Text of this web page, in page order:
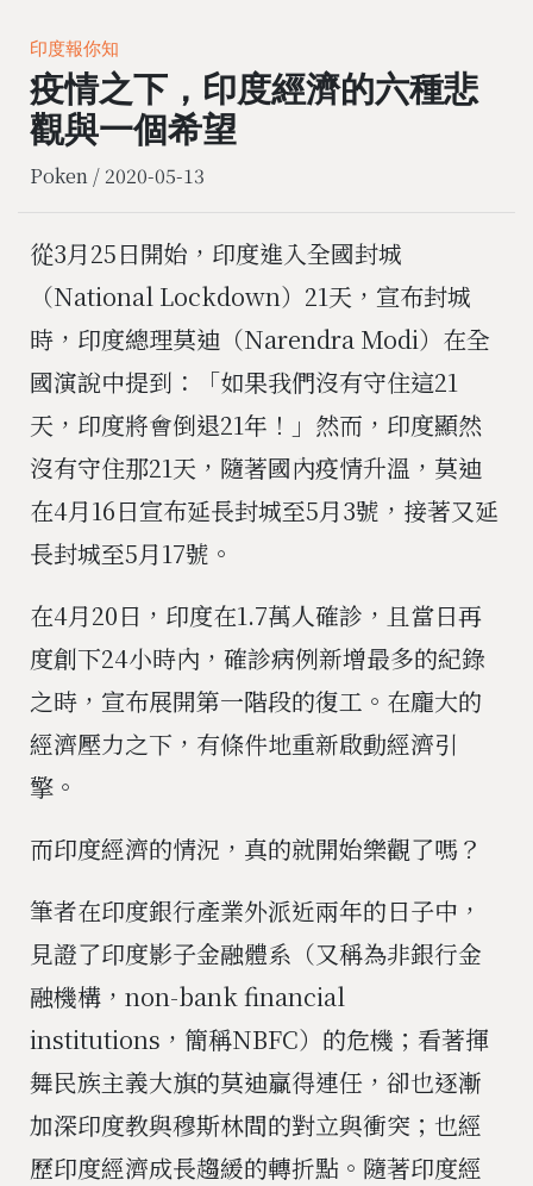
印度報你知
疫情之下，印度經濟的六種悲
觀與一個希望
Poken /2020-05-13
從3月25日開始，印度進入全國封城
（National Lockdown）21天，宣布封城
時，印度總理莫迪（Narendra Modi）在全
國演說中提到：「如果我們沒有守住這21
天，印度將會倒退21年！」然而，印度顯然
沒有守住那21天，隨著國內疫情升溫，莫迪
在4月16日宣布延長封城至5月3號，接著又延
長封城至5月17號。
在4月20日，印度在1.7萬人確診，且當日再
度創下24小時內，確診病例新增最多的紀錄
之時，宣布展開第一階段的復工。在龐大的
經濟壓力之下，有條件地重新啟動經濟引
擎。
而印度經濟的情況，真的就開始樂觀了嗎？
筆者在印度銀行產業外派近兩年的日子中，
見證了印度影子金融體系（又稱為非銀行金
融機構，non-bank financial
institutions，簡稱NBFC）的危機；看著揮
舞民族主義大旗的莫迪贏得連任，卻也逐漸
加深印度教與穆斯林間的對立與衝突；也經
歷印度經濟成長趨緩的轉折點。隨著印度經